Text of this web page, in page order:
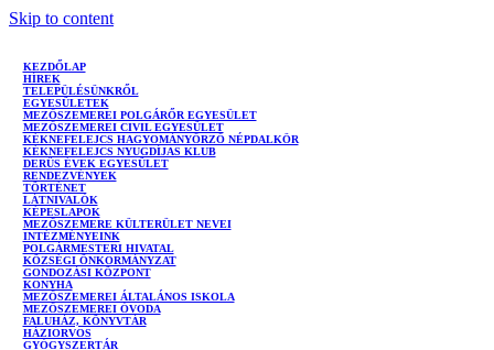
Skip to content
KEZDŐLAP
HÍREK
TELEPÜLÉSÜNKRŐL
EGYESÜLETEK
MEZŐSZEMEREI POLGÁRŐR EGYESÜLET
MEZŐSZEMEREI CIVIL EGYESÜLET
KÉKNEFELEJCS HAGYOMÁNYŐRZŐ NÉPDALKÖR
KÉKNEFELEJCS NYUGDÍJAS KLUB
DERŰS ÉVEK EGYESÜLET
RENDEZVÉNYEK
TÖRTÉNET
LÁTNIVALÓK
KÉPESLAPOK
MEZŐSZEMERE KÜLTERÜLET NEVEI
INTÉZMÉNYEINK
POLGÁRMESTERI HIVATAL
KÖZSÉGI ÖNKORMÁNYZAT
GONDOZÁSI KÖZPONT
KONYHA
MEZŐSZEMEREI ÁLTALÁNOS ISKOLA
MEZŐSZEMEREI ÓVODA
FALUHÁZ, KÖNYVTÁR
HÁZIORVOS
GYÓGYSZERTÁR